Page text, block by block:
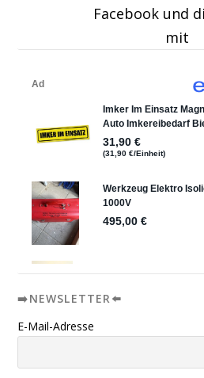
Facebook und
mit
➡️NEWSLETTER⬅️
E-Mail-Adresse